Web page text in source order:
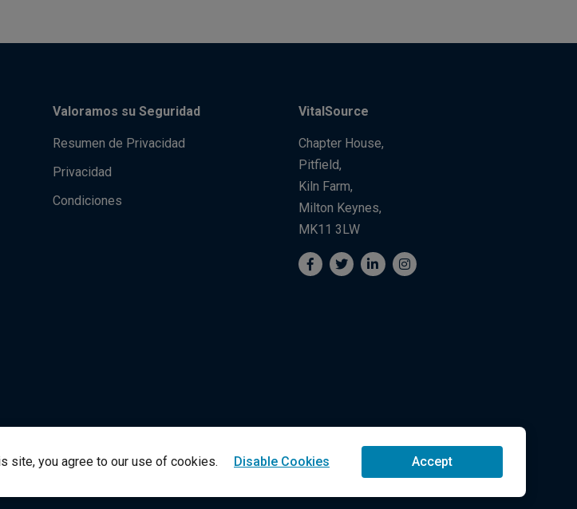
site, you agree to our use of cookies. Disable Cookies Accept
Valoramos su Seguridad
Resumen de Privacidad
Privacidad
Condiciones
VitalSource
Chapter House,
Pitfield,
Kiln Farm,
Milton Keynes,
MK11 3LW
de autor 2021 VitalSource Technologies LLC Reservados Todos los Derechos